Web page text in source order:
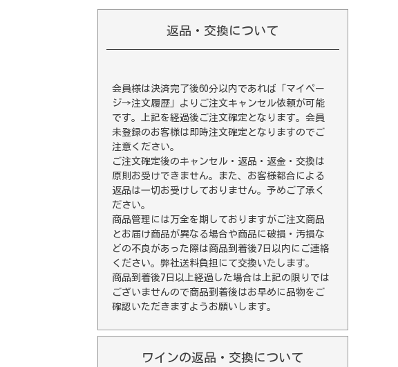
返品・交換について
会員様は決済完了後60分以内であれば 「マイペー
ジ→注文履歴」 よりご注文キャンセル依頼が可能
です。上記を経過後ご注文確定となります。会員
未登録のお客様は即時注文確定となりますのでご
注意ください。
ご注文確定後のキャンセル・返品・返金・交換は
原則お受けできません。また、お客様都合による
返品は一切お受けしておりません。予めご了承く
ださい。
商品管理には万全を期しておりますがご注文商品
とお届け商品が異なる場合や商品に破損・汚損な
どの不良があった際は商品到着後7日以内にご連絡
ください。弊社送料負担にて交換いたします。
商品到着後7日以上経過した場合は上記の限りでは
ございませんので商品到着後はお早めに品物をご
確認いただきますようお願いします。
ワインの返品・交換について